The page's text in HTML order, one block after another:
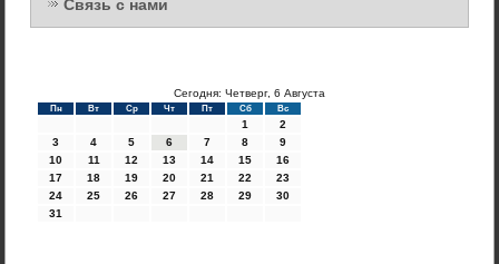
Связь с нами
Сегодня: Четверг, 6 Августа
Пн Вт Ср Чт Пт Сб Вс
1
2
3
4 5 6 7 8
9
10
11 12 13 14 15
16
17
18 19 20 21 22
23
24
25 26 27 28 29
30
31